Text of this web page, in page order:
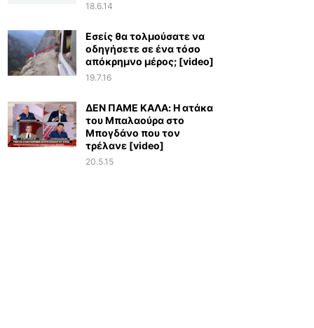
18.6.14
Εσείς θα τολμούσατε να
οδηγήσετε σε ένα τόσο
απόκρημνο μέρος; [video]
19.7.16
ΔΕΝ ΠΑΜΕ ΚΑΛΑ: Η ατάκα
του Μπαλαούρα στο
Μπογδάνο που τον
τρέλανε [video]
20.5.15